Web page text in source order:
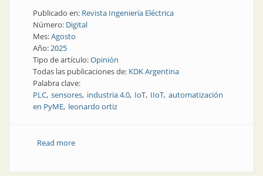
Publicado en: Revista Ingeniería Eléctrica
Número: Digital
Mes:Agosto
Año:2025
Tipo de artículo:Opinión
Todas las publicaciones de: KDK Argentina
Palabra clave:
PLC sensores industria 4.0 IoT IIoT automatización
en PyME leonardo ortiz
Read moreabout Industria 4.0 en Argentina: cinco áreas clave